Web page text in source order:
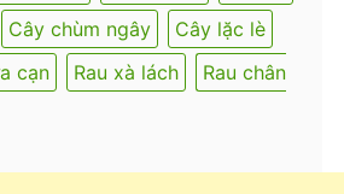
Cây chùm ngây
Cây lặc lè
cạn Rau xà lách
Rau chân